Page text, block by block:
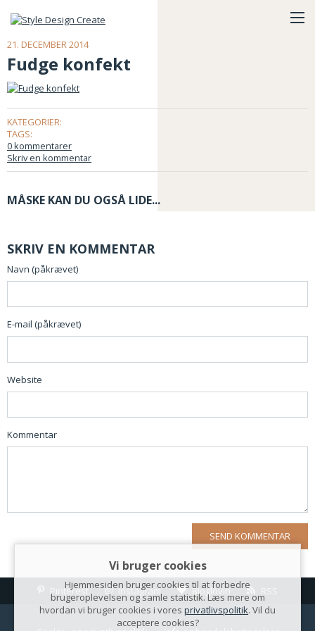
21. DECEMBER 2014
Fudge konfekt
KATEGORIER:
TAGS:
0 kommentarer
Skriv en kommentar
MÅSKE KAN DU OGSÅ LIDE...
SKRIV EN KOMMENTAR
Navn (påkrævet)
E-mail (påkrævet)
Website
Kommentar
Pinterest Instagram Bloglovin
Vi bruger cookies
Hjemmesiden bruger cookies til at forbedre
brugeroplevelsen og samle statistik. Læs mere om
hvordan vi bruger cookies i vores privatlivspolitik. Vil du
acceptere cookies?